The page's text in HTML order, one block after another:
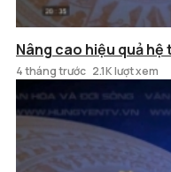
Nâng cao hiệu quả
4 tháng trước 2.1K lượt xem